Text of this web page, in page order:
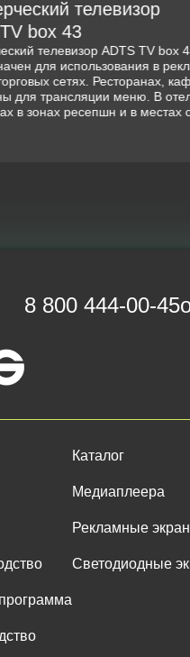
экран P 3.07
1280*640 мм
экран P 3.07
для установки в
с трансляцией видео
8 800 444-00-45
Каталог
Медиаплеера
Рекламные
Светодиодные